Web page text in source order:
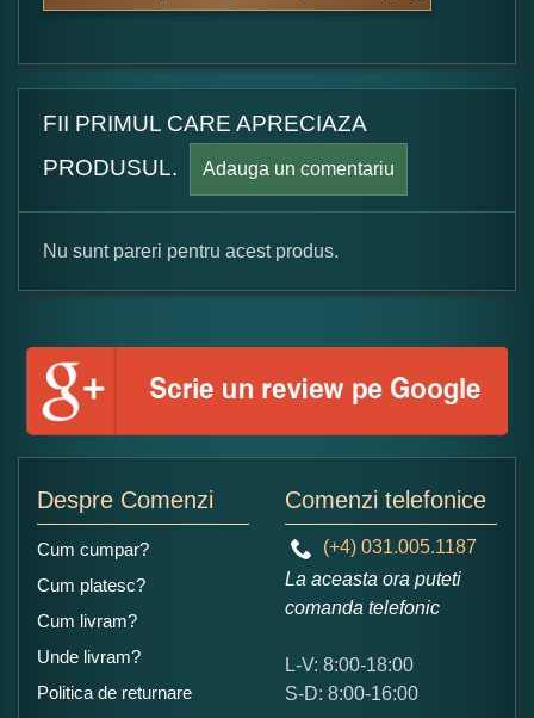
FII PRIMUL CARE APRECIAZA
PRODUSUL.
Adauga un comentariu
Formular pareri client
Numele dumneavoastra:
Ce nota acordati acestui produs?
5
Nu sunt pareri pentru acest produs.
Despre Comenzi
Cum cumpar?
Cum platesc?
Cum livram?
Unde livram?
Politica de returnare
Comenzi telefonice
(+4) 031.005.1187
La aceasta ora puteti
comanda telefonic
L-V: 8:00-18:00
S-D: 8:00-16:00